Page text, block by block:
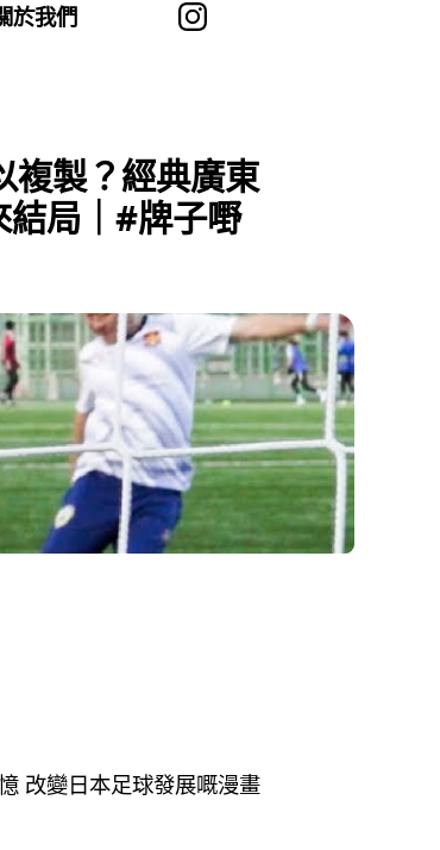
於我們
複製？經典廣東
結局｜#牌子嘢
改變日本足球發展嘅漫畫